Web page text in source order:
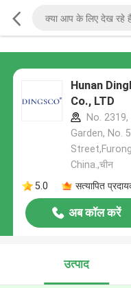
Hunan
Co., LTD
No.
Garden, No.
China.,चीन
5.0
सत्यापित
अब कॉल करें
उत्पाद